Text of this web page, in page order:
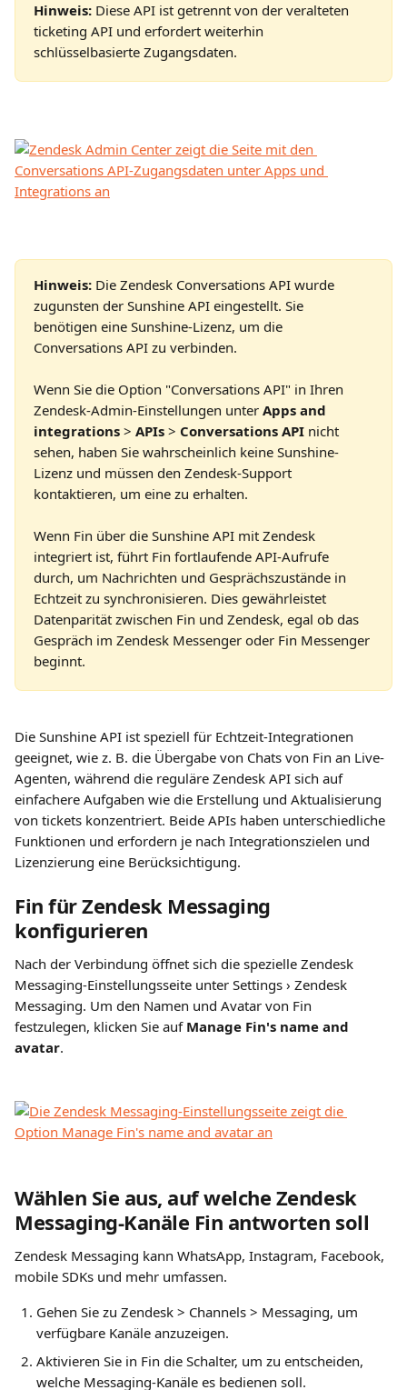
Hinweis: Diese API ist getrennt von der veralteten
ticketing API und erfordert weiterhin
schlüsselbasierte Zugangsdaten.
Hinweis: Die Zendesk Conversations API wurde
zugunsten der Sunshine API eingestellt. Sie
benötigen eine Sunshine-Lizenz, um die
Conversations API zu verbinden.
Wenn Sie die Option "Conversations API" in Ihren
Zendesk-Admin-Einstellungen unter Apps and
integrations > APIs > Conversations API nicht
sehen, haben Sie wahrscheinlich keine Sunshine-
Lizenz und müssen den Zendesk-Support
kontaktieren, um eine zu erhalten.
Wenn Fin über die Sunshine API mit Zendesk
integriert ist, führt Fin fortlaufende API-Aufrufe
durch, um Nachrichten und Gesprächszustände in
Echtzeit zu synchronisieren. Dies gewährleistet
Datenparität zwischen Fin und Zendesk, egal ob das
Gespräch im Zendesk Messenger oder Fin Messenger
beginnt.
Die Sunshine API ist speziell für Echtzeit-Integrationen
geeignet, wie z. B. die Übergabe von Chats von Fin an Live-
Agenten, während die reguläre Zendesk API sich auf
einfachere Aufgaben wie die Erstellung und Aktualisierung
von tickets konzentriert. Beide APIs haben unterschiedliche
Funktionen und erfordern je nach Integrationszielen und
Lizenzierung eine Berücksichtigung.
Fin für Zendesk Messaging
konfigurieren
Nach der Verbindung öffnet sich die spezielle Zendesk
Messaging-Einstellungsseite unter Settings › Zendesk
Messaging. Um den Namen und Avatar von Fin
festzulegen, klicken Sie auf Manage Fin's name and
avatar.
Wählen Sie aus, auf welche Zendesk
Messaging-Kanäle Fin antworten soll
Zendesk Messaging kann WhatsApp, Instagram, Facebook,
mobile SDKs und mehr umfassen.
Gehen Sie zu Zendesk > Channels > Messaging, um
verfügbare Kanäle anzuzeigen.
Aktivieren Sie in Fin die Schalter, um zu entscheiden,
welche Messaging-Kanäle es bedienen soll.